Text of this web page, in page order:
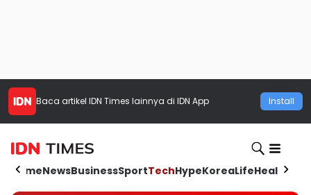
Baca artikel IDN Times lainnya di IDN App Install
HomeNewsBusinessSportTechHypeKoreaLifeHealth